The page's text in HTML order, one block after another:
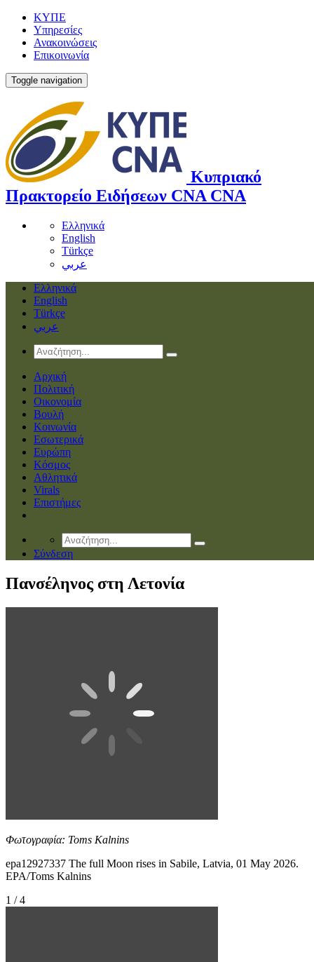
ΚΥΠΕ
Υπηρεσίες
Ανακοινώσεις
Επικοινωνία
Toggle navigation
Κυπριακό
Πρακτορείο Ειδήσεων CNA CNA
Ελληνικά
English
Türkçe
عربي
Ελληνικά
English
Türkçe
عربي
Αρχική
Πολιτική
Οικονομία
Βουλή
Κοινωνία
Εσωτερικά
Ευρώπη
Κόσμος
Αθλητικά
Virals
Επιστήμες
Σύνδεση
Πανσέληνος στη Λετονία
Φωτογραφία: Toms Kalnins
epa12927337 The full Moon rises in Sabile, Latvia, 01 May 2026.
EPA/Toms Kalnins
1 / 4